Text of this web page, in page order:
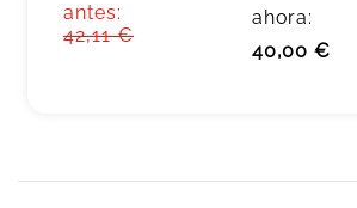
antes:
42,11 €
ahora:
40,00 €